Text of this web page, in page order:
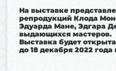
На выставке
репродукций Клода
Эдуарда Мане, Эдгара
выдающихся мастеров.
Выставка будет
до 18 декабря 2022